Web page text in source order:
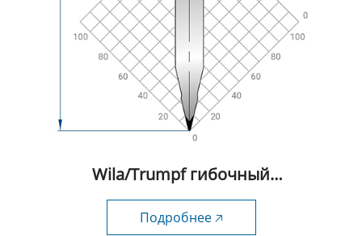
Wila/Trumpf гибочный
Подробнее 🡥